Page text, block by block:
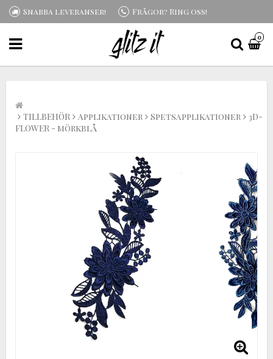
Snabba leveranser! Frågor? Ring oss!
0
TILLBEHÖR Applikationer Spetsapplikationer
3D-
FLOWER - mörkblå